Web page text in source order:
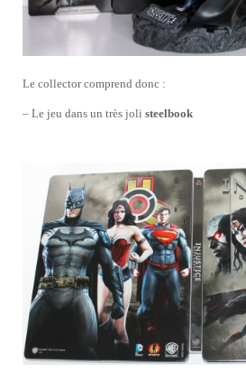
Le collector comprend donc :
– Le jeu dans un très joli steelbook